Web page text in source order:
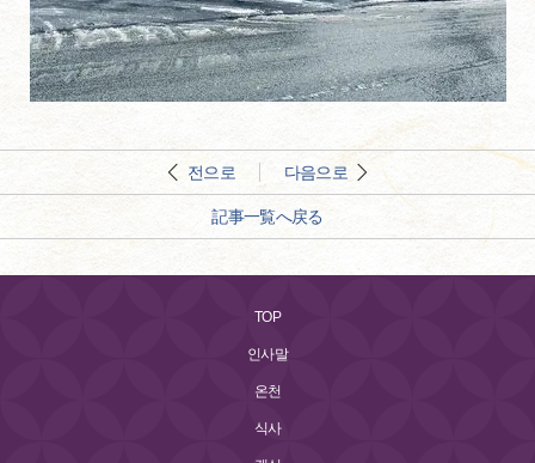
전으로 다음으로
記事一覧へ戻る
TOP
인사말
온천
식사